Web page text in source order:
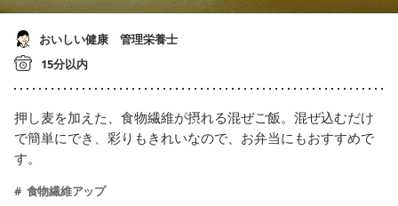
おいしい健康 管理栄養士
15分以内
押し麦を加えた、食物繊維が摂れる混ぜご飯。混ぜ込むだけ
で簡単にでき、彩りもきれいなので、お弁当にもおすすめで
す。
食物繊維アップ